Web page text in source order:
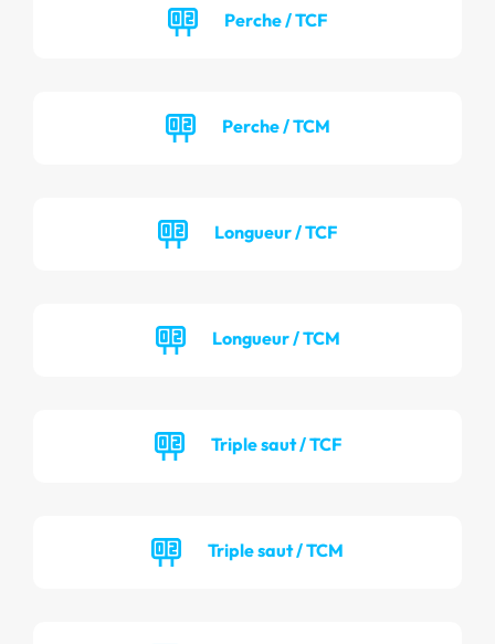
Perche / TCF
Perche / TCM
Longueur / TCF
Longueur / TCM
Triple saut / TCF
Triple saut / TCM